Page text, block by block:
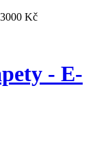
Kč
- E-